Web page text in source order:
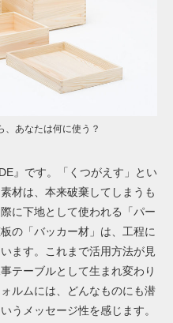
、あなたは何に使う？
』です。「くつがえす」とい
材は、本来破棄してしまうも
に下地として使われる「パー
の「バッカー材」は、工程に
ます。これまで活用方法が見
テーブルとして生まれ変わり
ルムには、どんなものにも潜
うメッセージ性を感じます。